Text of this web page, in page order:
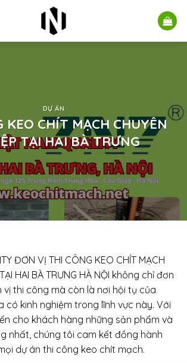
DỰ ÁN
KEO CHÍT MẠCH CHUYÊN
TẠI HAI BÀ TRƯNG
ĐƠN VỊ THI CÔNG KEO CHÍT MẠCH
HAI BÀ TRƯNG HÀ NỘI không chỉ đơn
thi công mà còn là nơi hội tụ của
có kinh nghiệm trong lĩnh vực này. Với
cho khách hàng những sản phẩm và
nhất, chúng tôi cam kết đồng hành
dự án thi công keo chít mạch.